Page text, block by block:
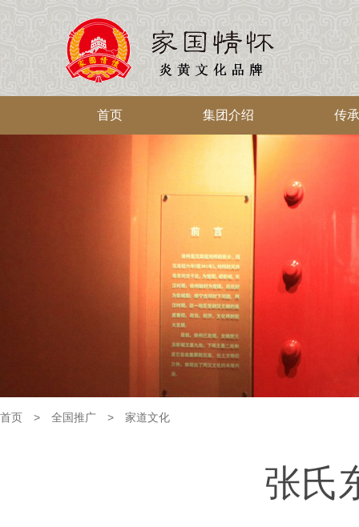
首页 集团介绍 传
首页 > 全国推广 > 家道文化
张氏